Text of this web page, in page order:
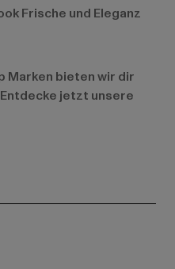
Frische und Eleganz
Marken bieten wir dir
jetzt unsere